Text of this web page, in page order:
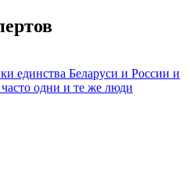
единства Беларуси и России и
одни и те же люди